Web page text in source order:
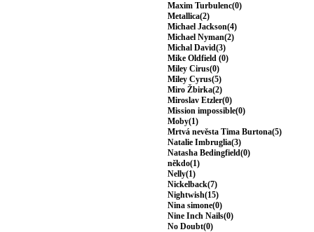
Maxim Turbulenc(0)
Metallica(2)
Michael Jackson(4)
Michael Nyman(2)
Michal David(3)
Mike Oldfield (0)
Miley Cirus(0)
Miley Cyrus(5)
Miro Žbirka(2)
Miroslav Etzler(0)
Mission impossible(0)
Moby(1)
Mrtvá nevěsta Tima Burtona(5)
Natalie Imbruglia(3)
Natasha Bedingfield(0)
někdo(1)
Nelly(1)
Nickelback(7)
Nightwish(15)
Nina simone(0)
Nine Inch Nails(0)
No Doubt(0)